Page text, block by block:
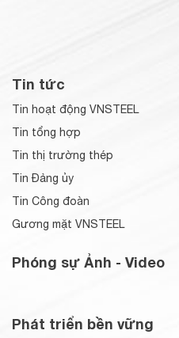
Tin tức
Tin hoạt động VNSTEEL
Tin tổng hợp
Tin thị trường thép
Tin Đảng ủy
Tin Công đoàn
Gương mặt VNSTEEL
Phóng sự Ảnh - Video
Phát triển bền vững